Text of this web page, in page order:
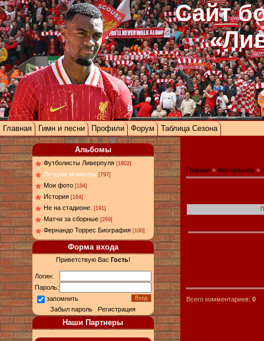
Сайт
Главная Гимн и песни Профили Форум Таблица Сезона
Альбомы
Футболисты Ливерпуля [1802]
Лучшие моменты [797]
Мои фото [194]
История [164]
Не на стадионе. [191]
Матчи за сборные [269]
Фернандо Торрес Биография [100]
Форма входа
Приветствую Вас Гость!
Логин:
Пароль:
запомнить
Забыл пароль |Регистрация
Наши Партнеры
Главная » Фотоальбом »
Всего комментариев: 0